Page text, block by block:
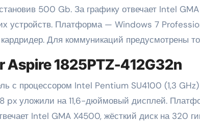
500 Gb. За графику отвечает Intel
устройств. Платформа — Windows 7
Для коммуникаций предусмотрены
Aspire 1825PTZ-412G32n
с процессором Intel Pentium SU4100 (1,3
px уложили на 11,6-дюймовый дисплей.
Intel GMA X4500, жёсткий диск на 320